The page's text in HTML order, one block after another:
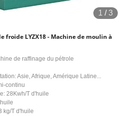
1 /3
froide LYZX18 - Machine de moulin à
de raffinage du pétrole
Asie, Afrique, Amérique Latine...
continu
28Kwh/T d'huile
kg/T d'huile